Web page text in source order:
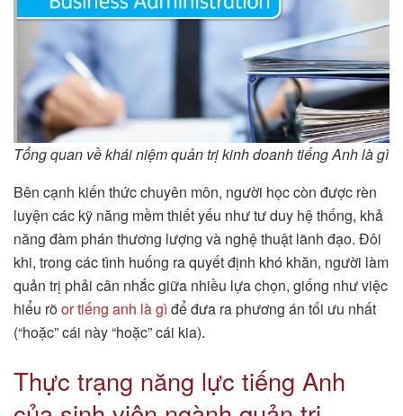
Tổng quan về khái niệm quản trị kinh doanh tiếng Anh là gì
Bên cạnh kiến thức chuyên môn, người học còn được rèn
luyện các kỹ năng mềm thiết yếu như tư duy hệ thống, khả
năng đàm phán thương lượng và nghệ thuật lãnh đạo. Đôi
khi, trong các tình huống ra quyết định khó khăn, người làm
quản trị phải cân nhắc giữa nhiều lựa chọn, giống như việc
hiểu rõor tiếng anh là gì để đưa ra phương án tối ưu nhất
(“hoặc” cái này “hoặc” cái kia).
Thực trạng năng lực tiếng Anh